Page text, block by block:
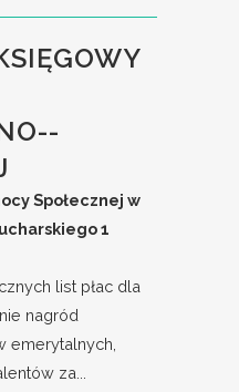
Społecznej w
1
list płac dla
nagród
emerytalnych,
za...